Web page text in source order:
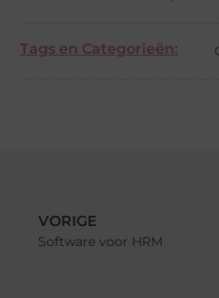
Tags en Categorieën:
VORIGE
Software voor HRM